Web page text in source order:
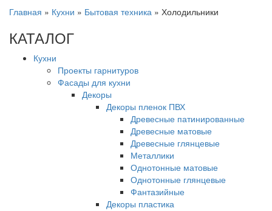
Главная » Кухни » Бытовая техника » Холодильники
КАТАЛОГ
Кухни
Проекты гарнитуров
Фасады для кухни
Декоры
Декоры пленок ПВХ
Древесные патинированные
Древесные матовые
Древесные глянцевые
Металлики
Однотонные матовые
Однотонные глянцевые
Фантазийные
Декоры пластика